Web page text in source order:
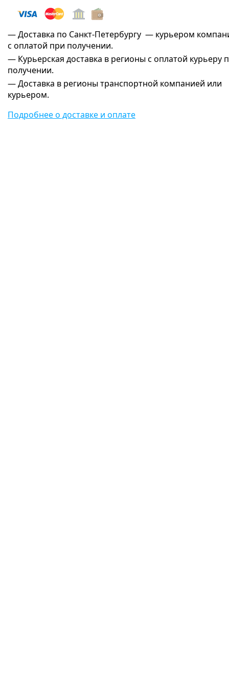
— Доставка по Санкт-Петербургу — курьером
с оплатой при получении.
— Курьерская доставка в регионы с оплатой курьеру
получении.
— Доставка в регионы транспортной компанией или
курьером.
Подробнее о доставке и оплате